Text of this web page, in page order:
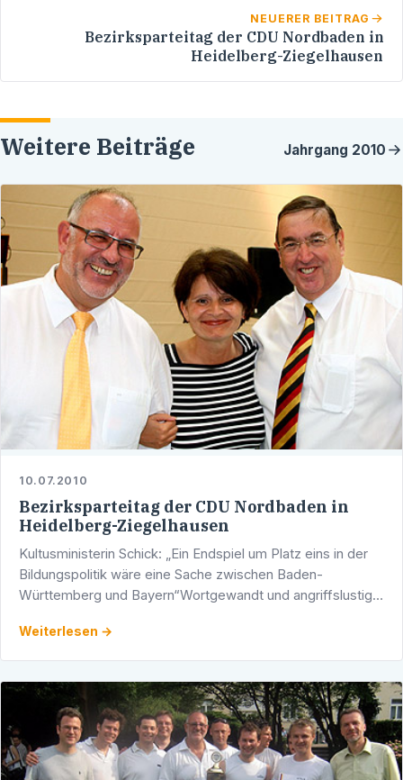
NEUERER BEITRAG
Bezirksparteitag der CDU Nordbaden in
Heidelberg-Ziegelhausen
Weitere Beiträge Jahrgang 2010
10.07.2010
Bezirksparteitag der CDU Nordbaden in
Heidelberg-Ziegelhausen
Kultusministerin Schick: „Ein Endspiel um Platz eins in der
Bildungspolitik wäre eine Sache zwischen Baden-
Württemberg und Bayern“Wortgewandt und angriffslustig
Weiterlesen →